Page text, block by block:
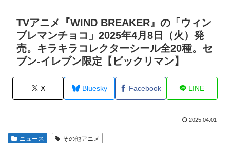
TVアニメ『WIND BREAKER』の「ウィン
ブレマンチョコ」2025年4月8日（火）発
売。キラキラコレクターシール全20種。セ
ブン‐イレブン限定【ビックリマン】
X Bluesky Facebook LINE
2025.04.01
ニュース その他アニメ